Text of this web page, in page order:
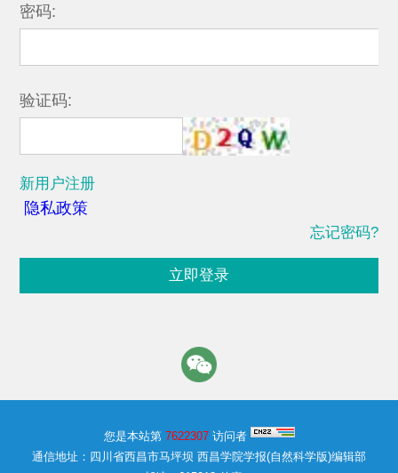
密码:
验证码:
新用户注册
隐私政策
忘记密码?
立即登录
您是本站第 7622307访问者
通信地址：四川省西昌市马坪坝 西昌学院学报(自然科学版)编辑部